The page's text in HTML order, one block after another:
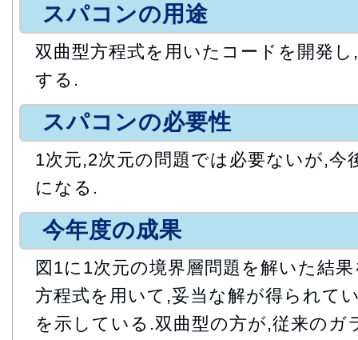
スパコンの用途
双曲型方程式を用いたコードを開発
する.
スパコンの必要性
1次元,2次元の問題では必要ないが,今
になる.
今年度の成果
図1に1次元の境界層問題を解いた結
方程式を用いて,妥当な解が得られて
を示している.双曲型の方が,従来のガ